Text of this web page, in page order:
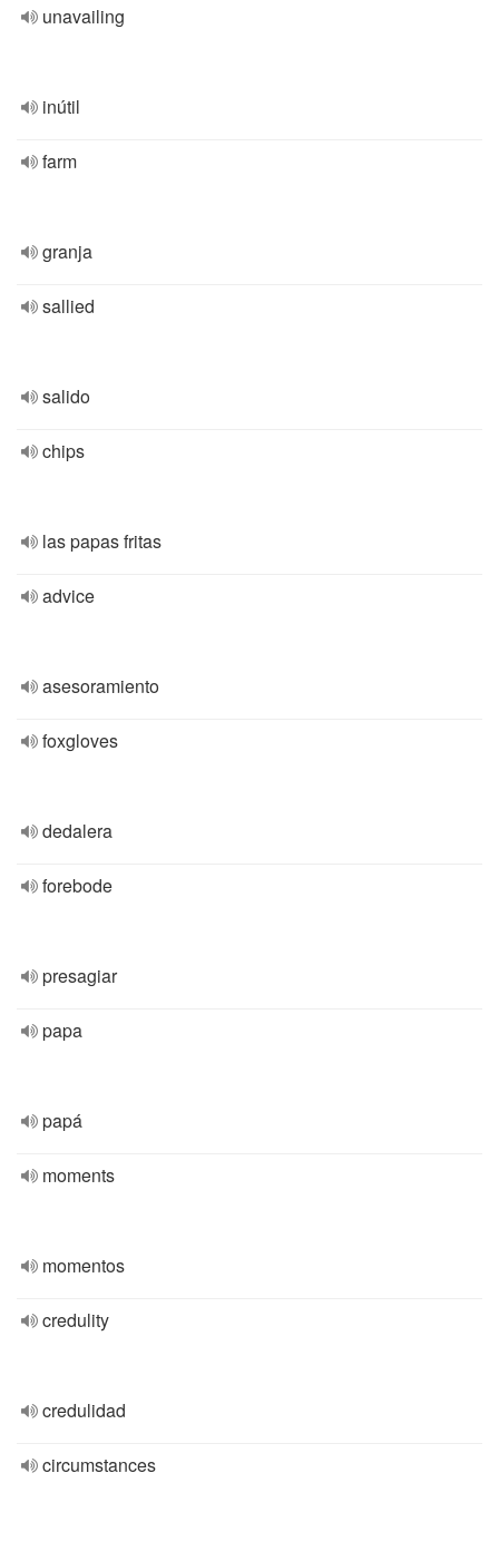
unavailing
inútil
farm
granja
sallied
salido
chips
las papas fritas
advice
asesoramiento
foxgloves
dedalera
forebode
presagiar
papa
papá
moments
momentos
credulity
credulidad
circumstances